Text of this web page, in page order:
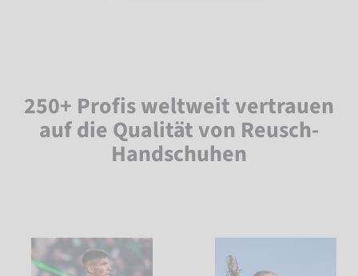
250+ Profis weltweit vertrauen
auf die Qualität von Reusch-
Handschuhen